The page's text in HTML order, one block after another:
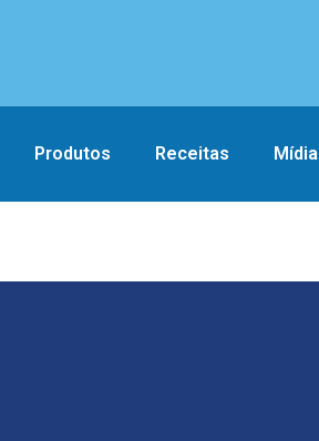
Produtos Receitas Mídia